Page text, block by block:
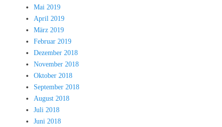
Mai 2019
April 2019
März 2019
Februar 2019
Dezember 2018
November 2018
Oktober 2018
September 2018
August 2018
Juli 2018
Juni 2018